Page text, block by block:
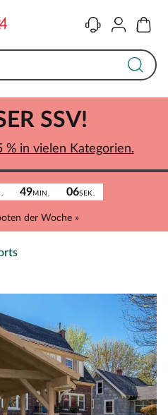
KontaktKonto
49MIN. 06SEK.
der Woche »
SSV!
% in vielen Kategorien.